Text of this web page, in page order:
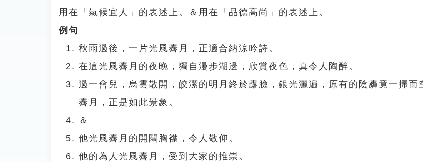
用在「氣候宜人」的表述上。＆用在「品德高尚」的表述上。
例句
秋雨過後，一片光風霽月，正適合納涼吟詩。
在這光風霽月的夜晚，獨自漫步湖邊，欣賞夜色，真令人陶醉。
過一會兒，烏雲散開，皎潔的明月終於露臉，銀光灑遍，原有的陰霾竟一掃而
霽月，正是如此景象。
＆
他光風霽月的開闊胸襟，令人敬仰。
他的為人光風霽月，受到大家的推崇。